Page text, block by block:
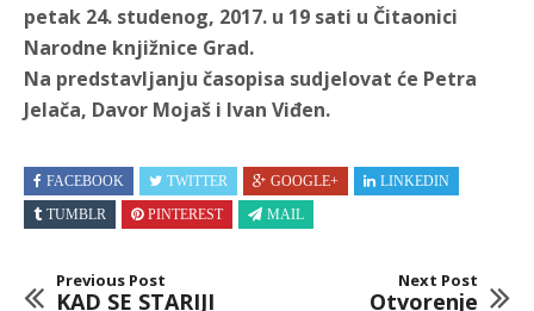
petak 24. studenog, 2017. u 19 sati u Čitaonici
Narodne knjižnice Grad.
Na predstavljanju časopisa sudjelovat će Petra
Jelača, Davor Mojaš i Ivan Viđen.
FACEBOOK TWITTER GOOGLE+
LINKEDIN
TUMBLR
PINTEREST MAIL
Previous Post
KAD SE STARIJI
Next Post
Otvorenje